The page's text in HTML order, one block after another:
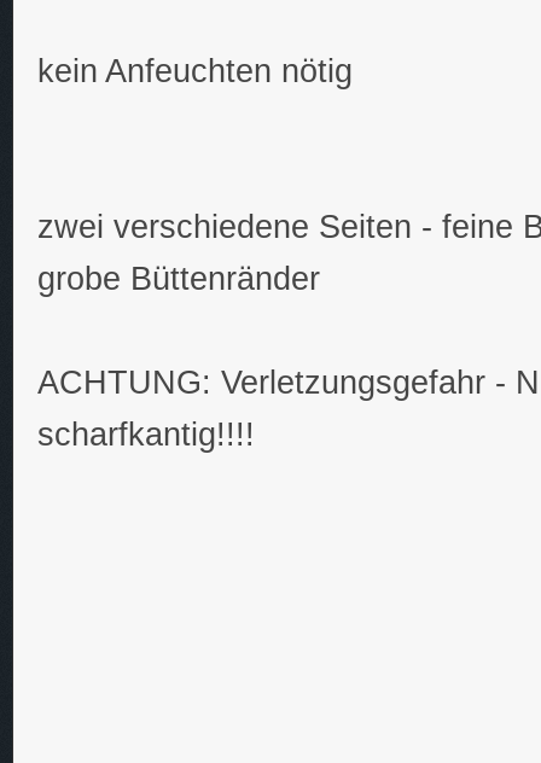
kein Anfeuchten nötig
zwei verschiedene Seiten - feine
grobe Büttenränder
ACHTUNG: Verletzungsgefahr -
scharfkantig!!!!